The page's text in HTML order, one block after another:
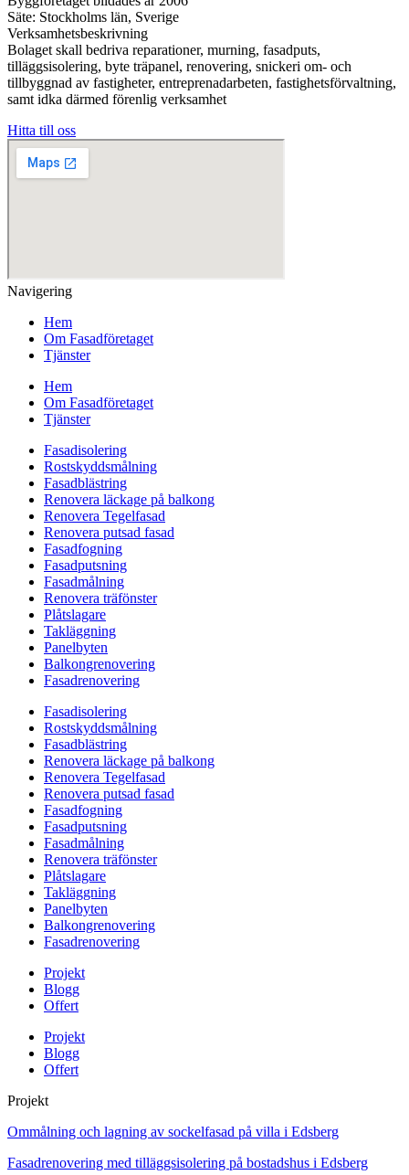
Säte: Stockholms län, Sverige
Verksamhetsbeskrivning
Bolaget skall bedriva reparationer, murning, fasadputs,
tilläggsisolering, byte träpanel, renovering, snickeri om- och
tillbyggnad av fastigheter, entreprenadarbeten, fastighetsförvaltning,
samt idka därmed förenlig verksamhet
Hitta till oss
Navigering
Hem
Om Fasadföretaget
Tjänster
Hem
Om Fasadföretaget
Tjänster
Fasadisolering
Rostskyddsmålning
Fasadblästring
Renovera läckage på balkong
Renovera Tegelfasad
Renovera putsad fasad
Fasadfogning
Fasadputsning
Fasadmålning
Renovera träfönster
Plåtslagare
Takläggning
Panelbyten
Balkongrenovering
Fasadrenovering
Fasadisolering
Rostskyddsmålning
Fasadblästring
Renovera läckage på balkong
Renovera Tegelfasad
Renovera putsad fasad
Fasadfogning
Fasadputsning
Fasadmålning
Renovera träfönster
Plåtslagare
Takläggning
Panelbyten
Balkongrenovering
Fasadrenovering
Projekt
Blogg
Offert
Projekt
Blogg
Offert
Projekt
Ommålning och lagning av sockelfasad på villa i Edsberg
Fasadrenovering med tilläggsisolering på bostadshus i Edsberg